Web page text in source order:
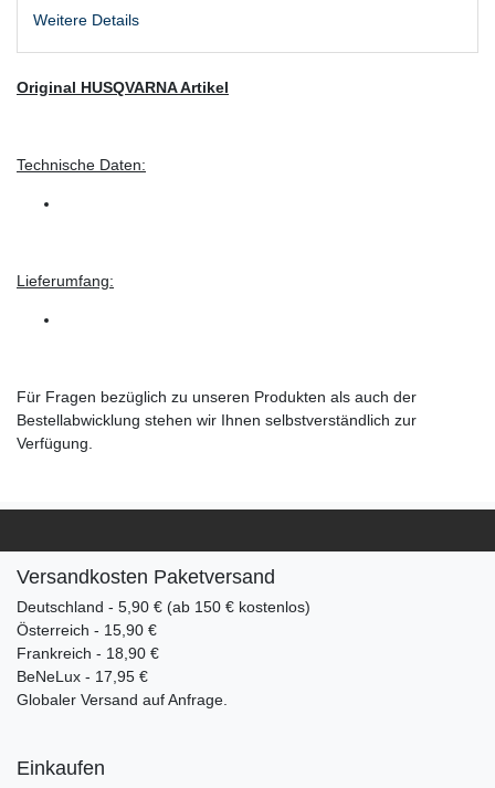
Weitere Details
Original HUSQVARNA Artikel
Technische Daten:
Lieferumfang:
Für Fragen bezüglich zu unseren Produkten als auch der
Bestellabwicklung stehen wir Ihnen selbstverständlich zur
Verfügung.
Versandkosten Paketversand
Deutschland - 5,90 € (ab 150 € kostenlos)
Österreich - 15,90 €
Frankreich - 18,90 €
BeNeLux - 17,95 €
Globaler Versand auf Anfrage.
Einkaufen